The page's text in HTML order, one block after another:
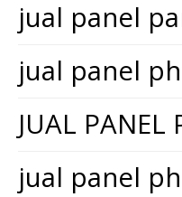
jual panel
jual panel
JUAL
jual panel